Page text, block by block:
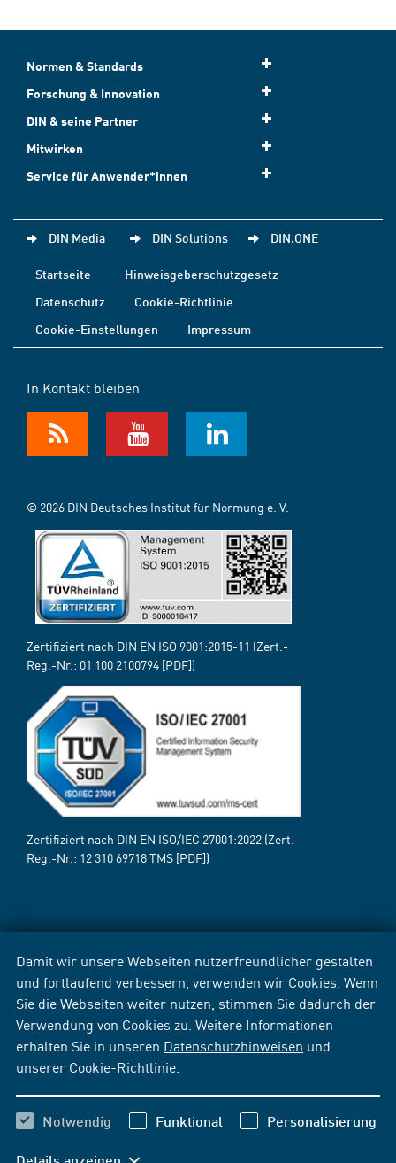
Damit wir unsere Webseiten nutzerfreundlicher gestalten
und fortlaufend verbessern, verwenden wir Cookies. Wenn
Sie die Webseiten weiter nutzen, stimmen Sie dadurch der
Verwendung von Cookies zu. Weitere Informationen
erhalten Sie in unseren Datenschutzhinweisen und
unserer Cookie-Richtlinie
Notwendig Funktional Personalisierung
Normen & Standards
Forschung & Innovation
DIN & seine Partner
Mitwirken
Service für Anwender*innen
DIN Media DIN Solutions DIN.ONE
Startseite
Hinweisgeberschutzgesetz
Datenschutz
Cookie-Richtlinie
Cookie-Einstellungen
Impressum
In Kontakt bleiben
© 2026 DIN Deutsches Institut für Normung e. V.
Zertifiziert nach DIN EN ISO 9001:2015-11 (Zert.-
Reg.-Nr.: 01 100 2100794 [PDF])
Zertifiziert nach DIN EN ISO/IEC 27001:2022 (Zert.-
Reg.-Nr.: 12 310 69718 TMS [PDF])